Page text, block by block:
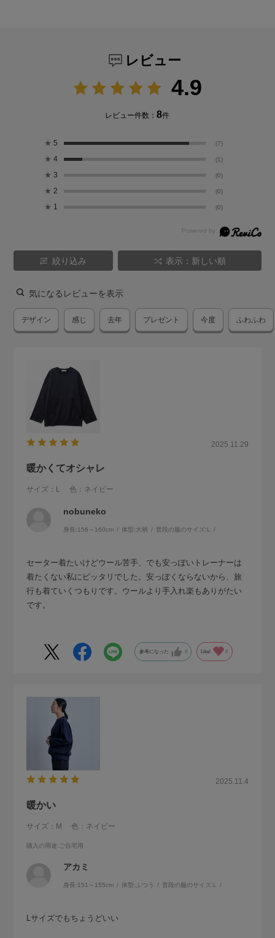
レビュー
4.9
レビュー件数：8件
★ 5 (7)
★ 4 (1)
★ 3 (0)
★ 2 (0)
★ 1 (0)
絞り込み 表示：新しい順
気になるレビューを表示
デザイン 感じ 去年 プレゼント 今度 ふわふわ
2025.11.29
暖かくてオシャレ
サイズ：L 色：ネイビー
nobuneko
身長:156～160cm 体型:大柄 普段の服のサイズ:L
セーター着たいけどウール苦手、でも安っぽいトレーナーは
着たくない私にピッタリでした。安っぽくならないから、旅
行も着ていくつもりです。ウールより手入れ楽もありがたい
です。
参考になった 0 Like! 0
2025.11.4
暖かい
サイズ：M 色：ネイビー
購入の用途:ご自宅用
アカミ
身長:151～155cm 体型:ふつう 普段の服のサイズ:L
Lサイズでもちょうどいい